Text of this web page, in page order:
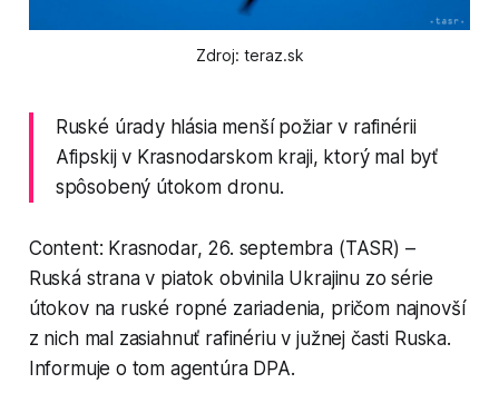
Zdroj: teraz.sk
Ruské úrady hlásia menší požiar v rafinérii
Afipskij v Krasnodarskom kraji, ktorý mal byť
spôsobený útokom dronu.
Content: Krasnodar, 26. septembra (TASR) –
Ruská strana v piatok obvinila Ukrajinu zo série
útokov na ruské ropné zariadenia, pričom najnovší
z nich mal zasiahnuť rafinériu v južnej časti Ruska.
Informuje o tom agentúra DPA.